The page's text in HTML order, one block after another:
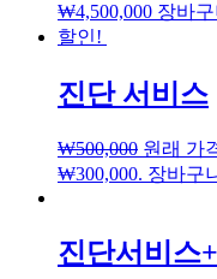
₩4,500,000 장바구
할인!
진단 서비스
₩500,000 원래 가
₩300,000. 장바구니
진단서비스